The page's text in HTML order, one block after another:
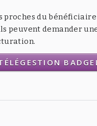
proches du
peuvent demander